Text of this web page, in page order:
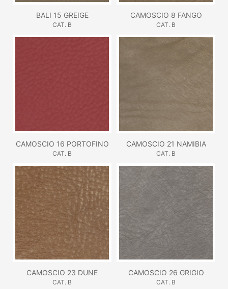
BALI 15 GREIGE
CAT. B
CAMOSCIO 8 FANGO
CAT. B
CAMOSCIO 16 PORTOFINO
CAT. B
CAMOSCIO 21 NAMIBIA
CAT. B
CAMOSCIO 23 DUNE
CAT. B
CAMOSCIO 26 GRIGIO
CAT. B